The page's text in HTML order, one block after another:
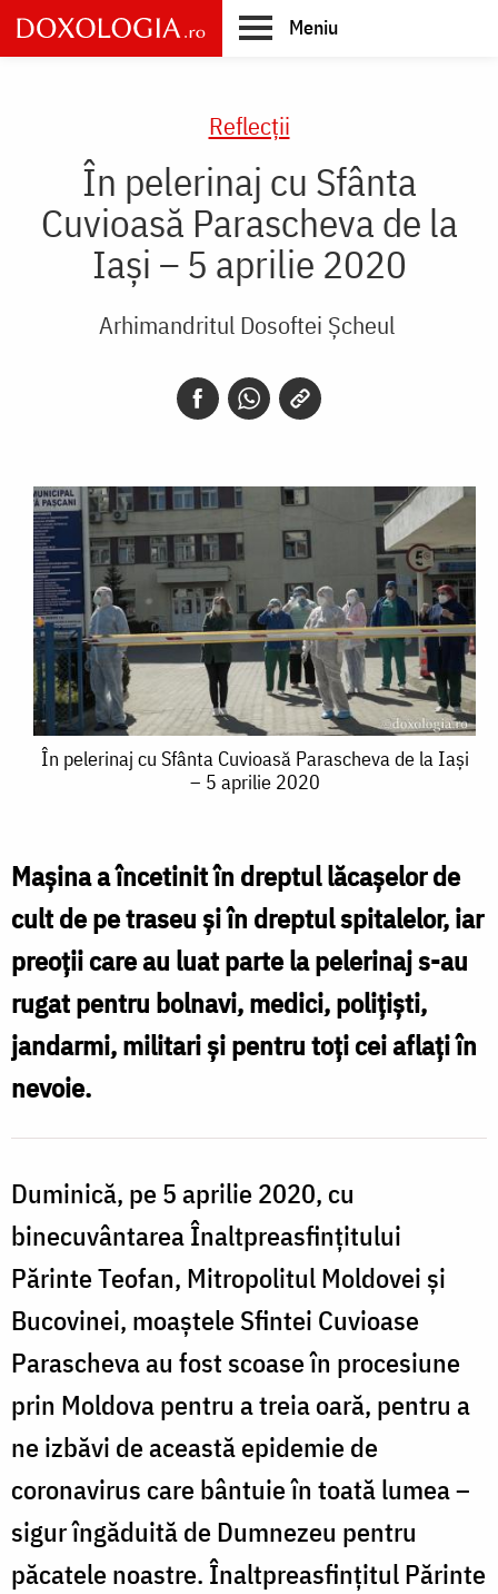
Skip
to
main
Meniu
Reflecții
În pelerinaj cu Sfânta
Cuvioasă Parascheva de la
Iași – 5 aprilie 2020
Arhimandritul Dosoftei Șcheul
În
Sfânta
Cuvioasă
Parascheva
de
la
–
5
aprilie
În pelerinaj cu Sfânta Cuvioasă Parascheva de la Iași
– 5 aprilie 2020
Maşina a încetinit în dreptul lăcaşelor de
cult de pe traseu și în dreptul spitalelor, iar
preoţii care au luat parte la pelerinaj s-au
rugat pentru bolnavi, medici, poliţişti,
jandarmi, militari şi pentru toţi cei aflați în
nevoie.
Duminică, pe 5 aprilie 2020, cu
binecuvântarea Înaltpreasfințitului
Părinte Teofan, Mitropolitul Moldovei și
Bucovinei, moaștele Sfintei Cuvioase
Parascheva au fost scoase în procesiune
prin Moldova pentru a treia oară, pentru a
ne izbăvi de această epidemie de
coronavirus care bântuie în toată lumea –
sigur îngăduită de Dumnezeu pentru
păcatele noastre. Înaltpreasfințitul Părinte